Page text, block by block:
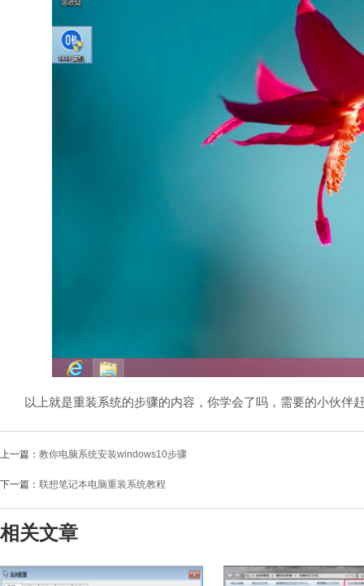
以上就是重装系统的步骤的内容，你学会了吗，需要的小伙伴
上一篇： 教你电脑系统安装windows10步骤
下一篇： 联想笔记本电脑重装系统教程
相关文章